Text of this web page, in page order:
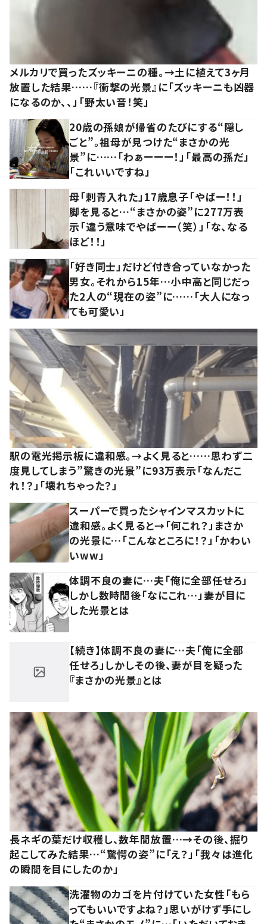
メルカリで買ったズッキーニの種。→土に植えて3ヶ月
放置した結果……『衝撃の光景』に「ズッキーニも凶器
になるのか、、」「野太い音！笑」
20歳の孫娘が帰省のたびにする“隠し
ごと”。祖母が見つけた“まさかの光
景”に……「わぁーーー！」「最高の孫だ」
「これいいですね」
母「刺青入れた」17歳息子「やばー！！」
脚を見ると…“まさかの姿”に277万表
示「違う意味でやばーー（笑）」「な、なる
ほど！！」
「好き同士」だけど付き合っていなかった
男女。それから15年…小中高と同じだっ
た2人の“現在の姿”に……「大人になっ
ても可愛い」
駅の電光掲示板に違和感。→よく見ると……思わず二
度見してしまう”驚きの光景”に93万表示「なんだこ
れ！？」「壊れちゃった？」
スーパーで買ったシャインマスカットに
違和感。よく見ると→「何これ？」まさか
の光景に…「こんなところに！？」「かわい
いww」
体調不良の妻に…夫「俺に全部任せろ」
しかし数時間後「なにこれ…」妻が目に
した光景とは
【続き】体調不良の妻に…夫「俺に全部
任せろ」しかしその後、妻が目を疑った
『まさかの光景』とは
長ネギの葉だけ収穫し、数年間放置…→その後、掘り
起こしてみた結果…“驚愕の姿”に「え？」「我々は進化
の瞬間を目にしたのか」
洗濯物のカゴを片付けていた女性「もら
ってもいいですよね？」思いがけず手にし